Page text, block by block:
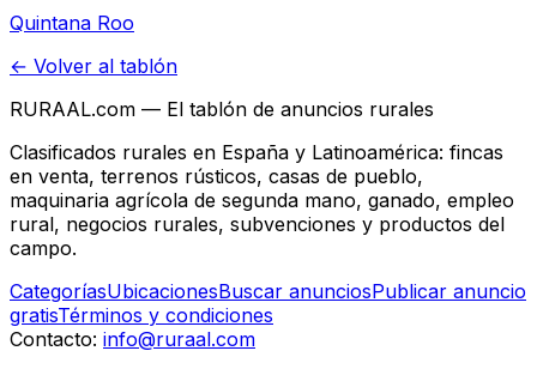
Quintana Roo
← Volver al tablón
RURAAL.com — El tablón de anuncios rurales
Clasificados rurales en España y Latinoamérica: fincas
en venta, terrenos rústicos, casas de pueblo,
maquinaria agrícola de segunda mano, ganado, empleo
rural, negocios rurales, subvenciones y productos del
campo.
CategoríasUbicacionesBuscar anunciosPublicar anuncio
gratisTérminos y condiciones
Contacto: info@ruraal.com